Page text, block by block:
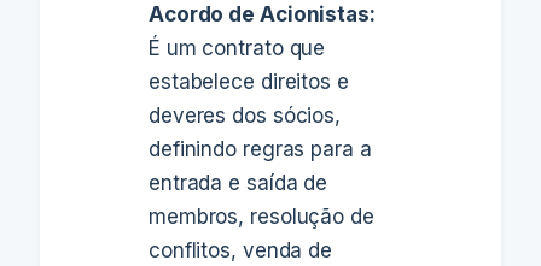
Acordo de Acionistas:
É um contrato que
estabelece direitos e
deveres dos sócios,
definindo regras para a
entrada e saída de
membros, resolução de
conflitos, venda de